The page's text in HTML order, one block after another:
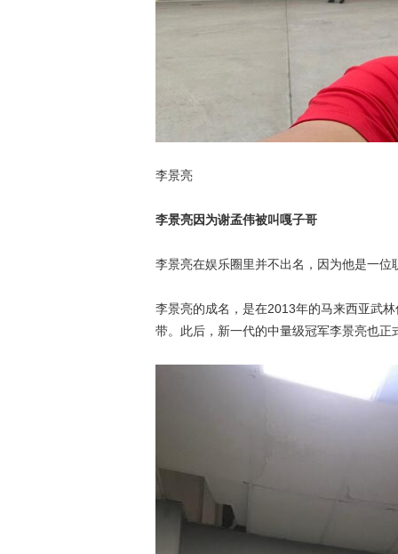
李景亮
李景亮因为谢孟伟被叫嘎子哥
李景亮在娱乐圈里并不出名，因为他是一位
李景亮的成名，是在2013年的马来西亚武
带。此后，新一代的中量级冠军李景亮也